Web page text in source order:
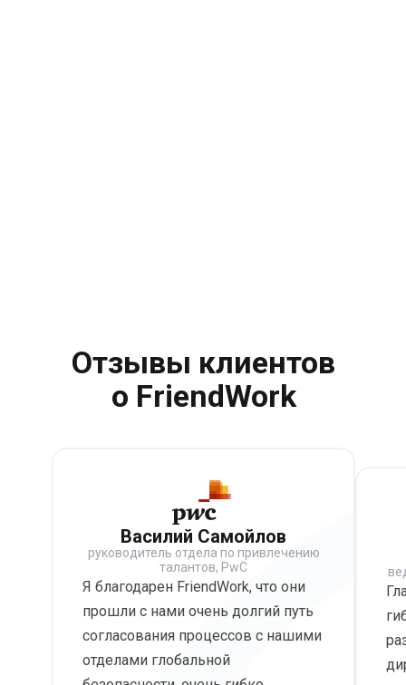
Василий Самойлов
руководитель отдела по привлечению
талантов, PwC
Я благодарен FriendWork, что они
прошли с нами очень долгий путь
согласования процессов с нашими
отделами глобальной
Отзывы клиентов
о FriendWork